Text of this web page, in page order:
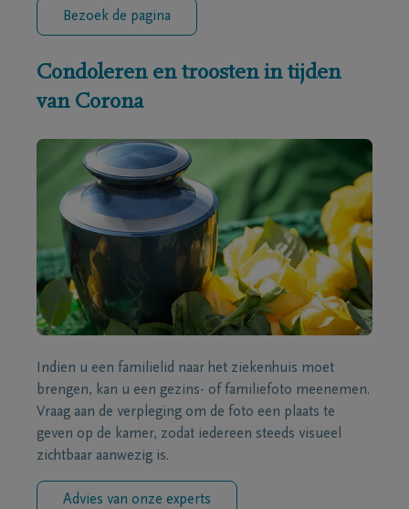
Bezoek de pagina
Condoleren en troosten in tijden
van Corona
Indien u een familielid naar het ziekenhuis moet
brengen, kan u een gezins- of familiefoto meenemen.
Vraag aan de verpleging om de foto een plaats te
geven op de kamer, zodat iedereen steeds visueel
zichtbaar aanwezig is.
Advies van onze experts